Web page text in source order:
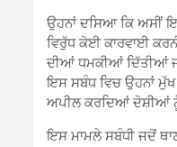
ਉਹਨਾਂ ਦਸਿਆ ਕਿ ਅਸੀਂ
ਵਿਰੁੱਧ ਕੋਈ ਕਾਰਵਾਈ
ਦੀਆਂ ਧਮਕੀਆਂ ਦਿੱਤੀਆਂ
ਇਸ ਸਬੰਧ ਵਿਚ ਉਹਨਾਂ
ਅਪੀਲ ਕਰਦਿਆਂ ਦੋਸ਼ੀਆਂ ਨੂੰ
ਇਸ ਮਾਮਲੇ ਸਬੰਧੀ ਜਦੋਂ